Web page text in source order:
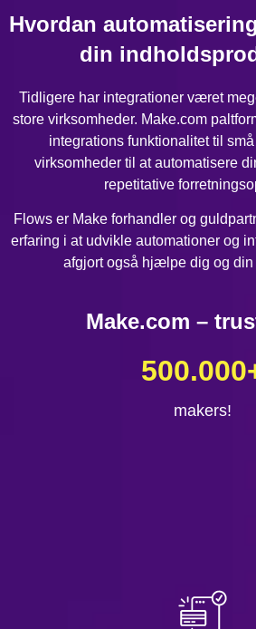
Hvordan
din
Tidligere har integrationer været
store virksomheder. Make.com
integrations funktionalitet til
virksomheder til at automatisere
repetitative
Flows er Make forhandler og
erfaring i at udvikle automationer og
afgjort også hjælpe dig og din
Make.com –
makers!
500.000